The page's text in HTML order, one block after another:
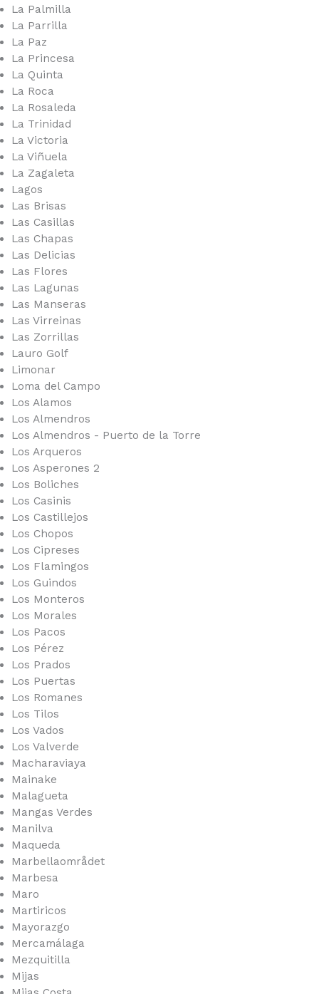
La Palmilla
La Parrilla
La Paz
La Princesa
La Quinta
La Roca
La Rosaleda
La Trinidad
La Victoria
La Viñuela
La Zagaleta
Lagos
Las Brisas
Las Casillas
Las Chapas
Las Delicias
Las Flores
Las Lagunas
Las Manseras
Las Virreinas
Las Zorrillas
Lauro Golf
Limonar
Loma del Campo
Los Alamos
Los Almendros
Los Almendros - Puerto de la Torre
Los Arqueros
Los Asperones 2
Los Boliches
Los Casinis
Los Castillejos
Los Chopos
Los Cipreses
Los Flamingos
Los Guindos
Los Monteros
Los Morales
Los Pacos
Los Pérez
Los Prados
Los Puertas
Los Romanes
Los Tilos
Los Vados
Los Valverde
Macharaviaya
Mainake
Malagueta
Mangas Verdes
Manilva
Maqueda
Marbellaområdet
Marbesa
Maro
Martiricos
Mayorazgo
Mercamálaga
Mezquitilla
Mijas